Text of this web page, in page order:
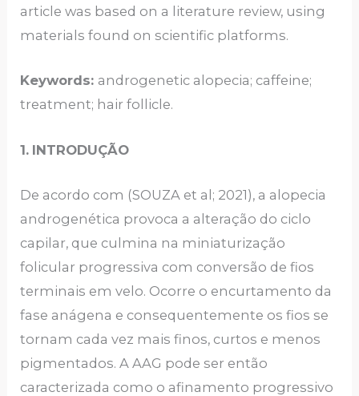
article was based on a literature review, using
materials found on scientific platforms.
Keywords: androgenetic alopecia; caffeine;
treatment; hair follicle.
1. INTRODUÇÃO
De acordo com (SOUZA et al; 2021), a alopecia
androgenética provoca a alteração do ciclo
capilar, que culmina na miniaturização
folicular progressiva com conversão de fios
terminais em velo. Ocorre o encurtamento da
fase anágena e consequentemente os fios se
tornam cada vez mais finos, curtos e menos
pigmentados. A AAG pode ser então
caracterizada como o afinamento progressivo